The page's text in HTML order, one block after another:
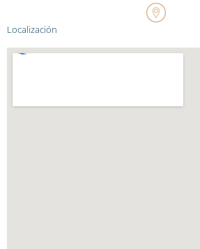
Localización